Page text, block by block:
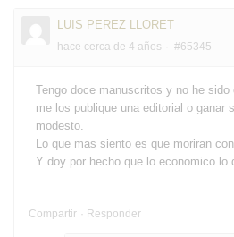
LUIS PEREZ LLORET
hace cerca de 4 años #65345
Tengo doce manuscritos y no he
me los publique una editorial o ganar
modesto.
Lo que mas siento es que moriran
Y doy por hecho que lo economico lo
Compartir Responder